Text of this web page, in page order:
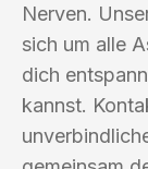
Nerven.
sich um alle
dich
kannst.